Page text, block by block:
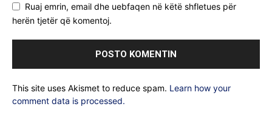
Ruaj emrin, email dhe uebfaqen në këtë shfletues për
herën tjetër që komentoj.
This site uses Akismet to reduce spam. Learn how your
comment data is processed.